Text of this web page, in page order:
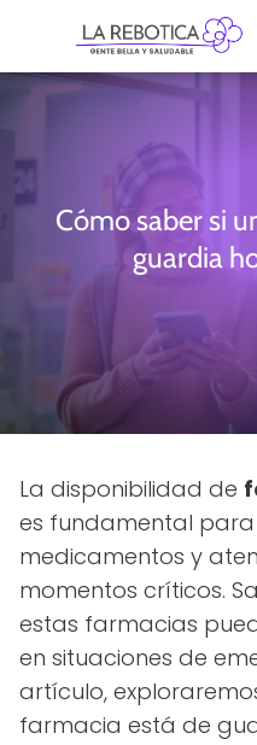
Cómo saber si
guardia
La disponibilidad de
es fundamental
medicamentos y
momentos críticos.
estas farmacias
en situaciones de
artículo,
farmacia está de